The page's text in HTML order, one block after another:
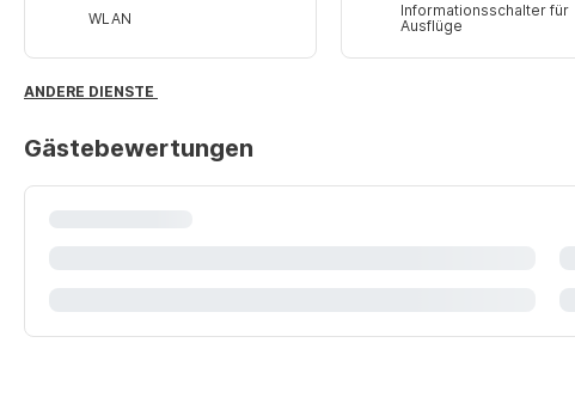
WLAN
Informationsschalter für
Ausflüge
ANDERE DIENSTE
Gästebewertungen